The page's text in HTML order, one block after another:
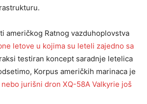
američkog Ratnog vazduhoplovstva
letove u kojima su leteli zajedno sa
testiran koncept saradnje letelica
Korpus američkih marinaca je
jurišni dron XQ-58A Valkyrie još